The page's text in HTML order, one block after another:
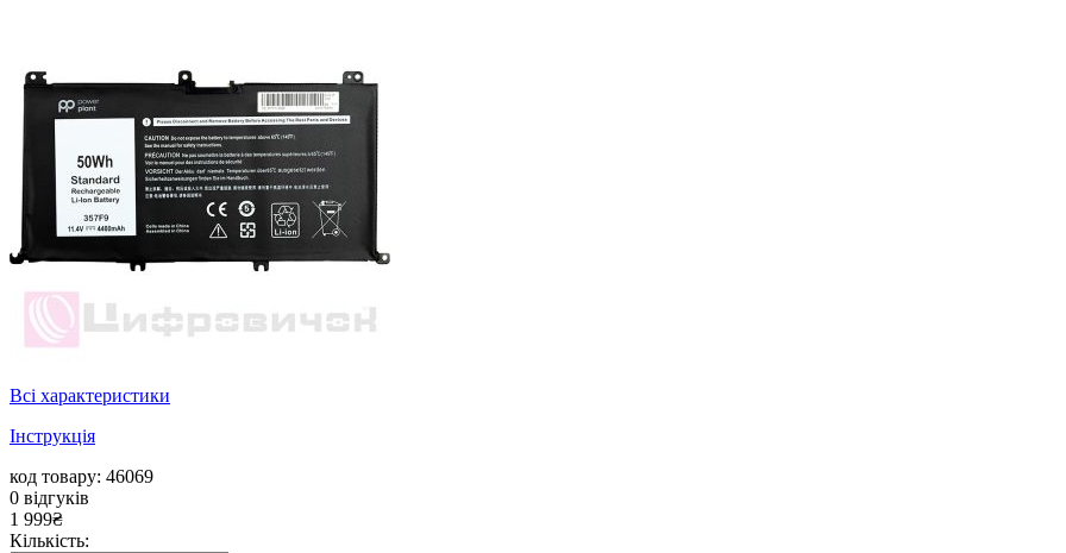
Всі характеристики
Інструкція
код товару: 46069
0 відгуків
1 999₴
Кількість: